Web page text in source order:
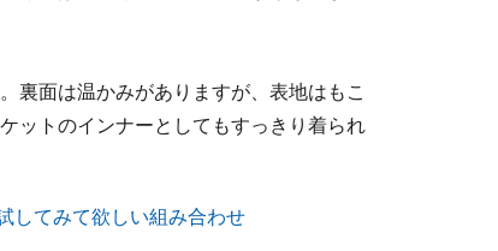
裏面は温かみがありますが、表地はもこ
ットのインナーとしてもすっきり着られ